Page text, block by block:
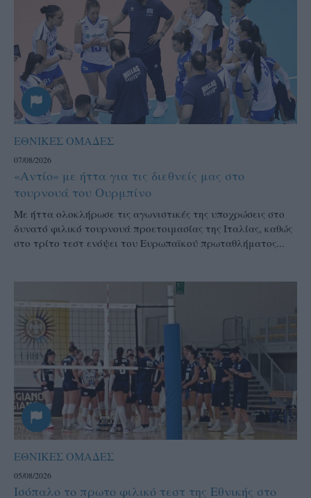
ΕΘΝΙΚΕΣ ΟΜΑΔΕΣ
07/08/2026
«Αντίο» με ήττα για τις διεθνείς μας στο
τουρνουά του Ουρμπίνο
Mε ήττα ολοκλήρωσε τις αγωνιστικές της υποχρώσεις στο
δυνατό φιλικό τουρνουά προετοιμασίας της Ιταλίας, καθώς
στο τρίτο τεστ ενόψει του Ευρωπαϊκού πρωταθλήματος...
ΕΘΝΙΚΕΣ ΟΜΑΔΕΣ
05/08/2026
Ισόπαλο το πρωτο φιλικό τεστ της Εθνικής στο